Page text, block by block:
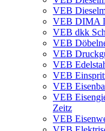
VEB
VEB DIMA
VEB dkk
VEB
VEB
VEB
VEB
VEB
VEB
Zeitz
VEB